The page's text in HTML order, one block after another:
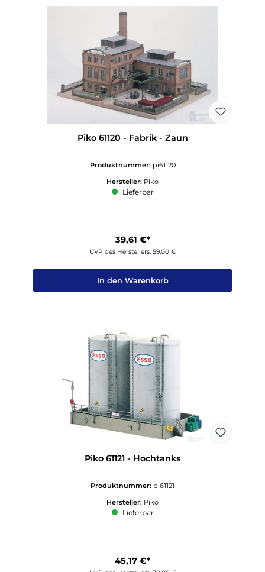
Piko 61120 - Fabrik - Zaun
Produktnummer: pi61120
Hersteller: Piko
Lieferbar
39,61 €*
UVP des Herstellers: 59,00 €
In den Warenkorb
Piko 61121 - Hochtanks
Produktnummer: pi61121
Hersteller: Piko
Lieferbar
45,17 €*